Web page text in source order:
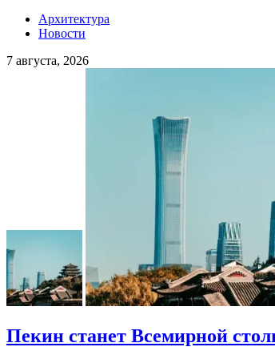
Архитектура
Новости
7 августа, 2026
Пекин станет Всемирной